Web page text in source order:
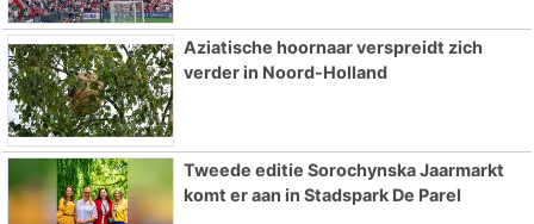
Aziatische hoornaar verspreidt zich
verder in Noord-Holland
Tweede editie Sorochynska Jaarmarkt
komt er aan in Stadspark De Parel